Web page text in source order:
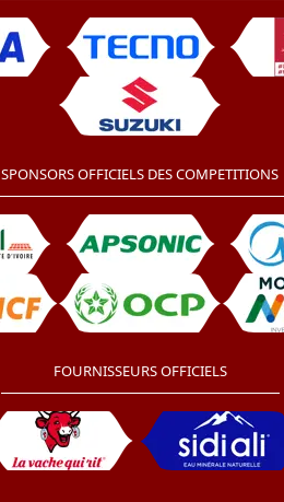
SPONSORS OFFICIELS DES COMPETITIONS
FOURNISSEURS OFFICIELS